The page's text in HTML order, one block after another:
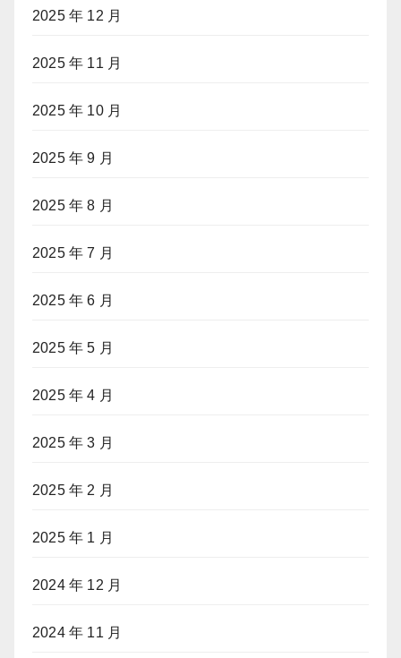
2025 年 12 月
2025 年 11 月
2025 年 10 月
2025 年 9 月
2025 年 8 月
2025 年 7 月
2025 年 6 月
2025 年 5 月
2025 年 4 月
2025 年 3 月
2025 年 2 月
2025 年 1 月
2024 年 12 月
2024 年 11 月